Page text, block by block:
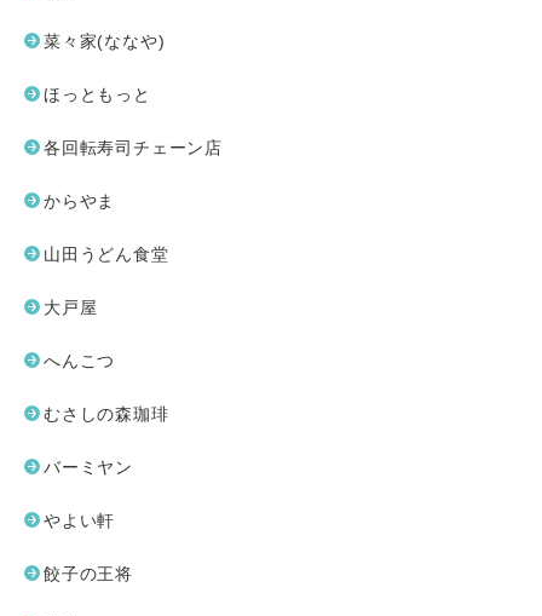
菜々家(ななや)
ほっともっと
各回転寿司チェーン店
からやま
山田うどん食堂
大戸屋
へんこつ
むさしの森珈琲
バーミヤン
やよい軒
餃子の王将